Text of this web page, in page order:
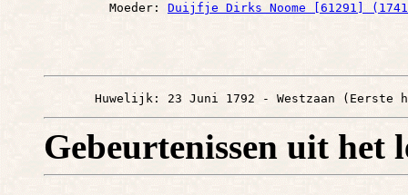
         Moeder:
Duijfje Dirks Noome [61291]
Huwelijk: 23 Juni 1792 - Westzaan (Eerste
Gebeurtenissen uit het